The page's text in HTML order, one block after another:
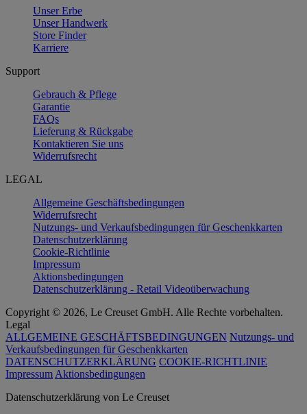
Unser Erbe
Unser Handwerk
Store Finder
Karriere
Support
Gebrauch & Pflege
Garantie
FAQs
Lieferung & Rückgabe
Kontaktieren Sie uns
Widerrufsrecht
LEGAL
Allgemeine Geschäftsbedingungen
Widerrufsrecht
Nutzungs- und Verkaufsbedingungen für Geschenkkarten
Datenschutzerklärung
Cookie-Richtlinie
Impressum
Aktionsbedingungen
Datenschutzerklärung - Retail Videoüberwachung
Copyright © 2026, Le Creuset GmbH. Alle Rechte vorbehalten.
Legal
ALLGEMEINE GESCHÄFTSBEDINGUNGEN Nutzungs- und
Verkaufsbedingungen für Geschenkkarten
DATENSCHUTZERKLÄRUNG COOKIE-RICHTLINIE
Impressum Aktionsbedingungen
Datenschutz­erklärung von Le Creuset